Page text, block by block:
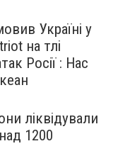
Україні у
на тлі
Росії : Нас
ліквідували
1200